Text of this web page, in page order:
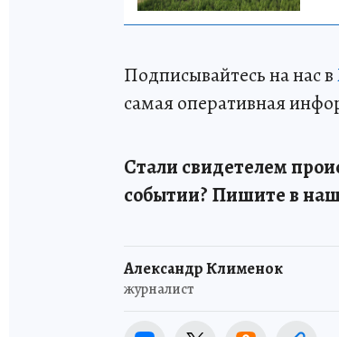
Подписывайтесь на нас в
самая оперативная
Стали свидетелем
событии? Пишите в
Александр Клименок
журналист